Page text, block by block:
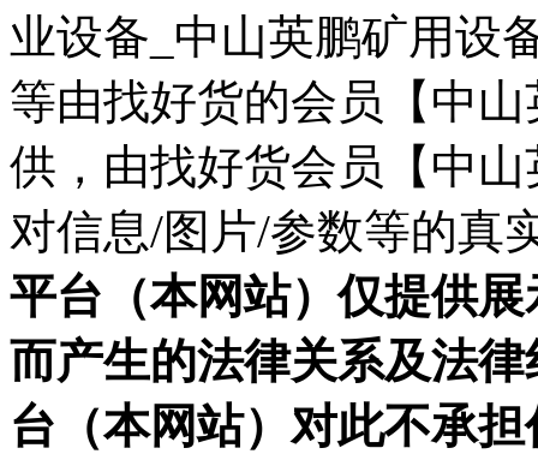
业设备_中山英鹏矿用设
等由找好货的会员【中
供，由找好货会员【中
对信息/图片/参数等的真
平台（本网站）仅提供
而产生的法律关系及法
台（本网站）对此不承